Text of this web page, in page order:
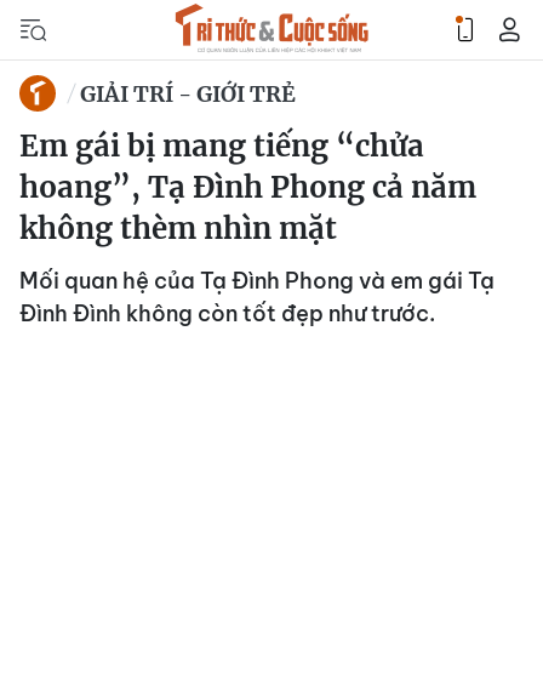
GIẢI TRÍ - GIỚI TRẺ
Em gái bị mang tiếng “chửa
hoang”, Tạ Đình Phong cả năm
không thèm nhìn mặt
Mối quan hệ của Tạ Đình Phong và em gái Tạ
Đình Đình không còn tốt đẹp như trước.